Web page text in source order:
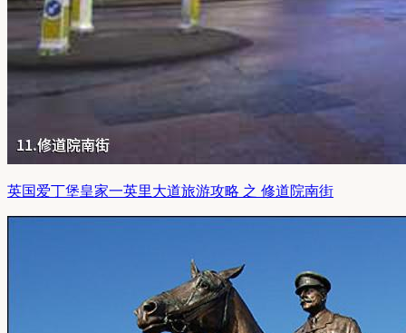
英国爱丁堡皇家一英里大道旅游攻略 之 修道院南街